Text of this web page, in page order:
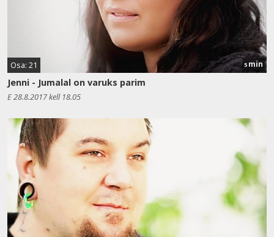
Osa: 21 5 min
Jenni - Jumalal on varuks parim
E 28.8.2017 kell 18.05